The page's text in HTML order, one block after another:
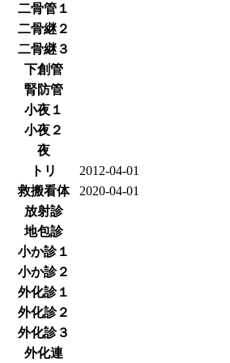
二骨管１
二骨継２
二骨継３
下創管
腎防管
小夜１
小夜２
夜
トリ
2012-04-01
救搬看体
2020-04-01
放射診
地包診
小か診１
小か診２
外化診１
外化診２
外化診３
外化連